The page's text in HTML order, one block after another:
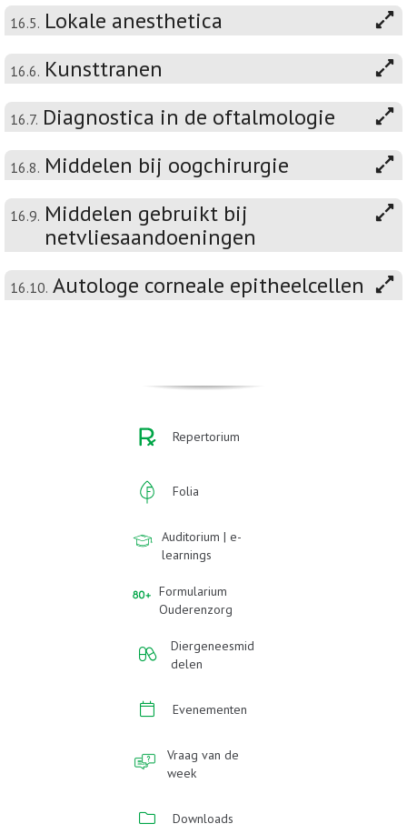
16.5. Lokale anesthetica
16.6. Kunsttranen
16.7. Diagnostica in de oftalmologie
16.8. Middelen bij oogchirurgie
16.9. Middelen gebruikt bij
netvliesaandoeningen
16.10. Autologe corneale epitheelcellen
Repertorium
Folia
Auditorium | e-
learnings
Formularium
Ouderenzorg
Diergeneesmid
delen
Evenementen
Vraag van de
week
Downloads